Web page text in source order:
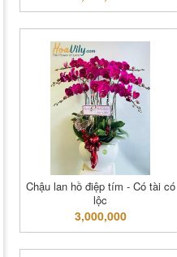
Chậu lan hồ điệp tím - Có tài có
lộc
3,000,000